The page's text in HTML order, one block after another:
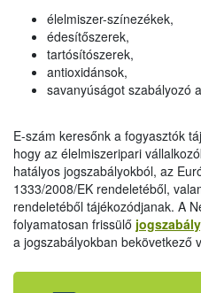
élelmiszer-színezékek,
édesítőszerek,
tartósítószerek,
antioxidánsok,
savanyúságot szabályozó
E-szám keresőnk a fogyasztók
hogy az élelmiszeripari
hatályos jogszabályokból, az
1333/2008/EK rendeletéből,
rendeletéből tájékozódjanak. A
folyamatosan frissülő
a jogszabályokban bekövetkező